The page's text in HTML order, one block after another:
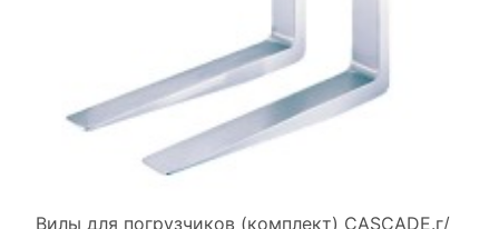
Вилы для погрузчиков (комплект) CASCADE.г/